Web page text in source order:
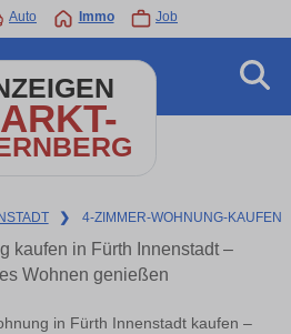
Auto Immo Job
❯ 4-ZIMMER-WOHNUNG-KAUFEN
kaufen in Fürth Innenstadt –
Wohnen genießen
in Fürth Innenstadt kaufen –